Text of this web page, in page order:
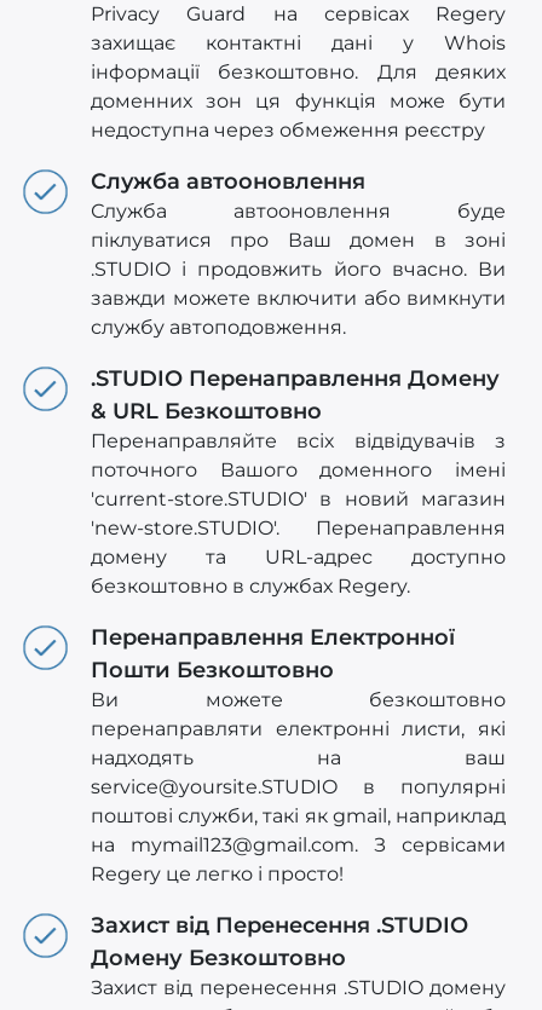
Privacy Guard на сервісах Regery
захищає контактні дані у Whois
інформації безкоштовно. Для деяких
доменних зон ця функція може бути
недоступна через обмеження реєстру
Служба автооновлення
Служба автооновлення буде
піклуватися про Ваш домен в зоні
.STUDIO і продовжить його вчасно. Ви
завжди можете включити або вимкнути
службу автоподовження.
.STUDIO Перенаправлення Домену
& URL Безкоштовно
Перенаправляйте всіх відвідувачів з
поточного Вашого доменного імені
'current-store.STUDIO' в новий магазин
'new-store.STUDIO'. Перенаправлення
домену та URL-адрес доступно
безкоштовно в службах Regery.
Перенаправлення Електронної
Пошти Безкоштовно
Ви можете безкоштовно
перенаправляти електронні листи, які
надходять на ваш
service@yoursite.STUDIO в популярні
поштові служби, такі як gmail, наприклад
на mymail123@gmail.com. З сервісами
Regery це легко і просто!
Захист від Перенесення .STUDIO
Домену Безкоштовно
Захист від перенесення .STUDIO домену